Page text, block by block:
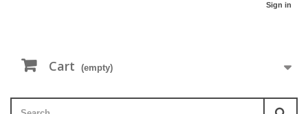
Sign in
Cart (empty)